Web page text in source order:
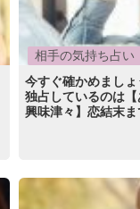
相手の気持ち占い
今すぐ確かめまし
独占しているのは
興味津々】恋結末ま